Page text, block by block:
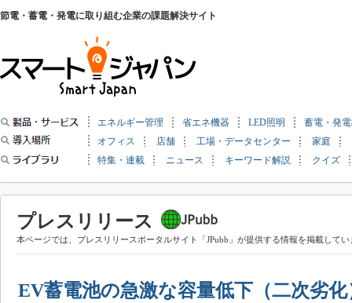
節電・蓄電・発電に取り組む企業の課題解決サイト
エネルギー管理 省エネ機器 LED照明
蓄電・発
オフィス
店舗 工場・データセンター
家庭
特集・連載
ニュース キーワード解説 クイズ
プレスリリース
本ページでは、プレスリリースポータルサイト「JPubb」が提供する情報を掲載してい
EV蓄電池の急激な容量低下（二次劣